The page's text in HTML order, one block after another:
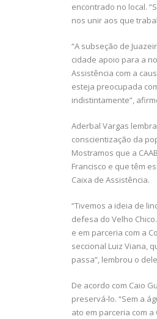
encontrado no local.
nos unir aos que
“A subseção de
cidade apoio para a
Assistência com a
esteja preocupada
indistintamente”,
Aderbal Vargas
conscientização da
Mostramos que a
Francisco e que têm
Caixa de Assistência.
“Tivemos a ideia de
defesa do Velho
e em parceria com a
seccional Luiz Viana,
passa”, lembrou o
De acordo com Caio
preservá-lo. “Sem a
ato em parceria com